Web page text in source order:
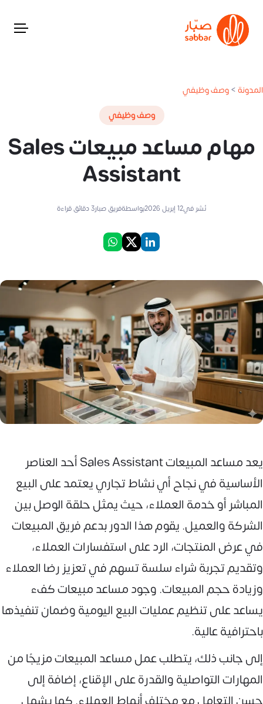
المدونة>وصف وظيفي
وصف وظيفي
مهام مساعد مبيعات Sales
Assistant
نُشر في12 إبريل 2026 بواسطةفريق صبار3دقائق قراءة
يعد مساعد المبيعات Sales Assistant أحد العناصر
الأساسية في نجاح أي نشاط تجاري يعتمد على البيع
المباشر أو خدمة العملاء، حيث يمثل حلقة الوصل بين
الشركة والعميل. يقوم هذا الدور بدعم فريق المبيعات
في عرض المنتجات، الرد على استفسارات العملاء،
وتقديم تجربة شراء سلسة تسهم في تعزيز رضا العملاء
وزيادة حجم المبيعات. وجود مساعد مبيعات كفء
يساعد على تنظيم عمليات البيع اليومية وضمان تنفيذها
باحترافية عالية.
إلى جانب ذلك، يتطلب عمل مساعد المبيعات مزيجًا من
المهارات التواصلية والقدرة على الإقناع، إضافة إلى